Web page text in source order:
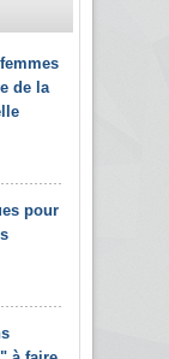
de la
pour